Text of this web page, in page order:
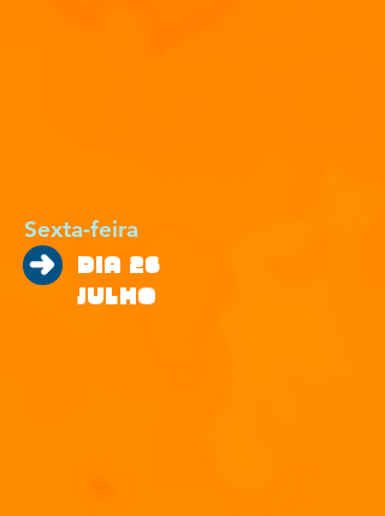
Sexta-feira
DIA 26
JULHO